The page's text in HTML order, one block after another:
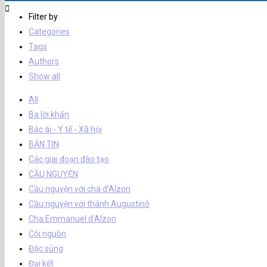
Filter by
Categories
Tags
Authors
Show all
All
Ba lời khấn
Bác ái - Y tế - Xã hội
BẢN TIN
Các giai đoạn đào tạo
CẦU NGUYỆN
Cầu nguyện với cha d’Alzon
Cầu nguyện với thánh Augustinô
Cha Emmanuel d'Alzon
Cội nguồn
Đặc sủng
Đại kết